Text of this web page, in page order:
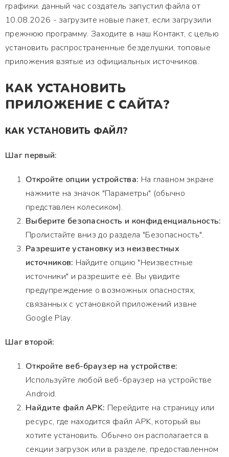
графики. данный час создатель запустил файла от
10.08.2026 - загрузите новые пакет, если загрузили
прежнюю программу. Заходите в наш Контакт, с целью
установить распространенные безделушки, топовые
приложения взятые из официальных источников.
КАК УСТАНОВИТЬ
ПРИЛОЖЕНИЕ С САЙТА?
КАК УСТАНОВИТЬ ФАЙЛ?
Шаг первый:
Откройте опции устройства: На главном экране
нажмите на значок "Параметры" (обычно
представлен колесиком).
Выберите безопасность и конфиденциальность:
Пролистайте вниз до раздела "Безопасность".
Разрешите установку из неизвестных
источников: Найдите опцию "Неизвестные
источники" и разрешите её. Вы увидите
предупреждение о возможных опасностях,
связанных с установкой приложений извне
Google Play.
Шаг второй:
Откройте веб-браузер на устройстве:
Используйте любой веб-браузер на устройстве
Android.
Найдите файл APK: Перейдите на страницу или
ресурс, где находится файл APK, который вы
хотите установить. Обычно он располагается в
секции загрузок или в разделе, предоставленном